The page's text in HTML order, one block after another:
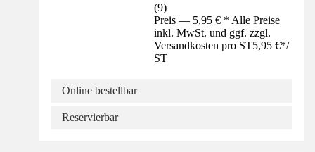
(9)
Preis — 5,95 € * Alle Preise
inkl. MwSt. und ggf. zzgl.
Versandkosten pro ST5,95 €*/
ST
Online bestellbar
Reservierbar